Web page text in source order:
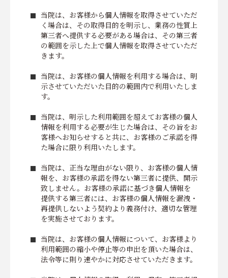
当院は、お客様から個人情報を取得させていただ
く場合は、その取得目的を明示し、業務の性質上
第三者へ提供する必要がある場合は、その第三者
の範囲を示した上で個人情報を取得させていただ
きます。
当院は、お客様の個人情報を利用する場合は、明
示させていただいた目的の範囲内で利用いたしま
す。
当院は、明示した利用範囲を超えてお客様の個人
情報を利用する必要が生じた場合は、その旨をお
客様へお知らせすると共に、お客様のご承諾を得
た場合に限り利用いたします。
当院は、正当な理由がない限り、お客様の個人情
報を、お客様の承諾を得ない第三者に提供、開示
致しません。お客様の承諾に基づき個人情報を
提供する第三者には、お客様の個人情報を漏洩・
再提供しないよう契約より義務付け、適切な管理
を実施させております。
当院は、お客様の個人情報について、お客様より
利用範囲の縮小や停止等の申出を頂いた場合は、
法令等に則り速やかに対応させていただきます。